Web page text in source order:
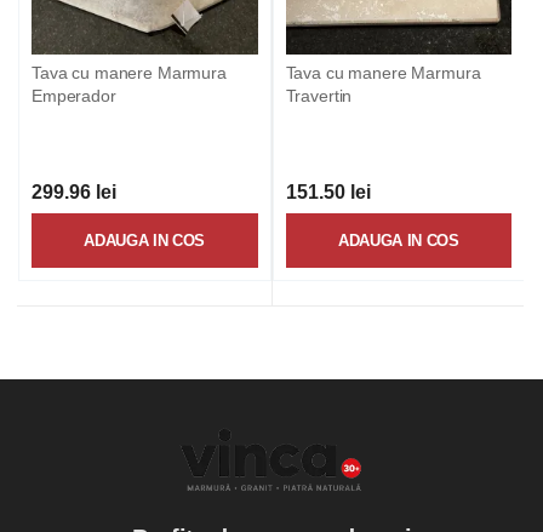
Tava cu manere Marmura
Emperador
299.96 lei
ADAUGA IN COS
Tava cu manere Marmura
Travertin
151.50 lei
ADAUGA IN COS